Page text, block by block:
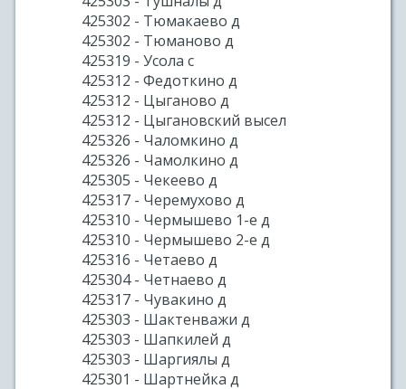
425302 - Тюмакаево д
425302 - Тюманово д
425319 - Усола с
425312 - Федоткино д
425312 - Цыганово д
425312 - Цыгановский высел
425326 - Чаломкино д
425326 - Чамолкино д
425305 - Чекеево д
425317 - Черемухово д
425310 - Чермышево 1-е д
425310 - Чермышево 2-е д
425316 - Четаево д
425304 - Четнаево д
425317 - Чувакино д
425303 - Шактенважи д
425303 - Шапкилей д
425303 - Шаргиялы д
425301 - Шартнейка д